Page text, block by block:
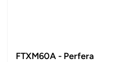
FTXM60A - Perfera